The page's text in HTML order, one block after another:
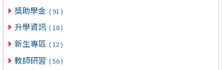
獎助學金 ( 91 )
升學資訊 ( 18 )
新生專區 ( 12 )
教師研習 ( 56 )